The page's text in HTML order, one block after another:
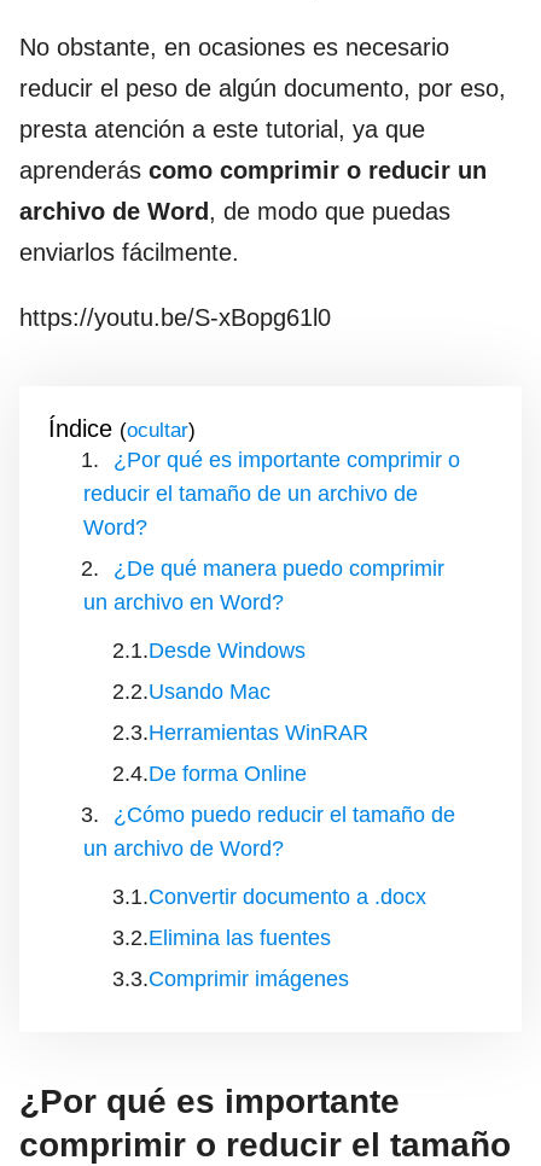
No obstante, en ocasiones es necesario
reducir el peso de algún documento, por eso,
presta atención a este tutorial, ya que
aprenderás como comprimir o reducir un
archivo de Word , de modo que puedas
enviarlos fácilmente.
https://youtu.be/S-xBopg61l0
Índice ( )
¿Por qué es importante comprimir o
reducir el tamaño de un archivo de
Word?
¿De qué manera puedo comprimir
un archivo en Word?
Desde Windows
Usando Mac
Herramientas WinRAR
De forma Online
¿Cómo puedo reducir el tamaño de
un archivo de Word?
Convertir documento a .docx
Elimina las fuentes
Comprimir imágenes
¿Por qué es importante
comprimir o reducir el tamaño